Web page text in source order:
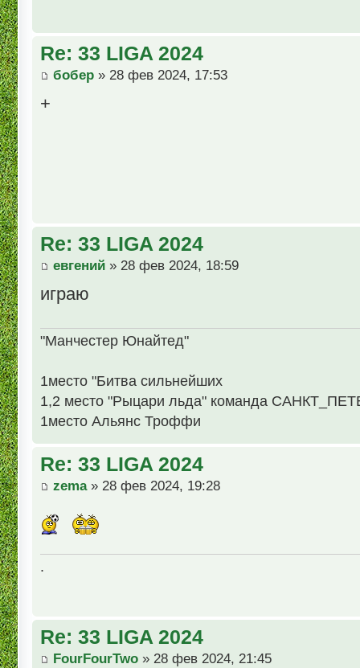
Re: 33 LIGA 2024
бобер » 28 фев 2024, 17:53
+
Re: 33 LIGA 2024
евгений » 28 фев 2024, 18:59
играю
"Манчестер Юнайтед"
1место "Битва сильнейших
1,2 место "Рыцари льда" команда
1место Альянс Троффи
Re: 33 LIGA 2024
zema» 28 фев 2024, 19:28
.
Re: 33 LIGA 2024
FourFourTwo » 28 фев 2024, 21:45